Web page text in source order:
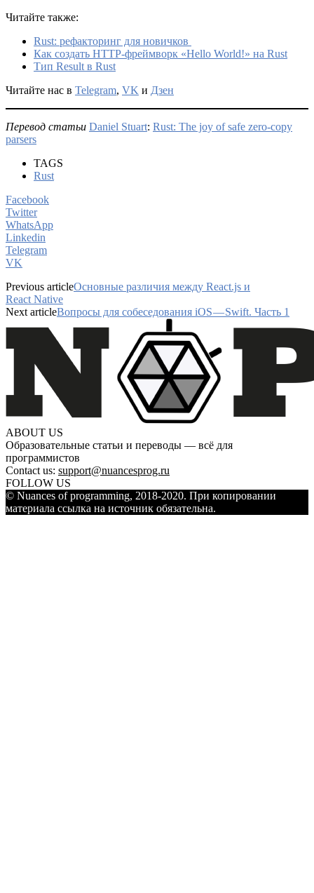
Читайте также:
Rust: рефакторинг для новичков
Как создать HTTP-фреймворк «Hello World!» на Rust
Тип Result в Rust
Читайте нас в Telegram, VK и Дзен
Перевод статьи Daniel Stuart: Rust: The joy of safe zero-copy
parsers
TAGS
Rust
Facebook
Twitter
WhatsApp
Linkedin
Telegram
VK
Previous articleОсновные различия между React.js и
React Native
Next articleВопросы для собеседования iOS — Swift. Часть 1
ABOUT US
Образовательные статьи и переводы — всё для
программистов
Contact us: support@nuancesprog.ru
FOLLOW US
© Nuances of programming, 2018-2020. При копировании
материала ссылка на источник обязательна.